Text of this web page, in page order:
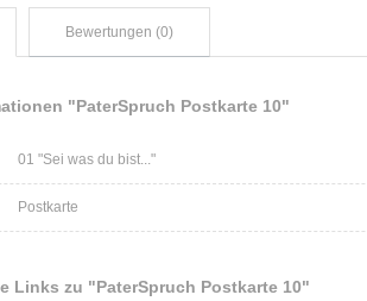
Bewertungen (0)
"PaterSpruch Postkarte 10"
01 "Sei was du bist..."
Postkarte
Links zu "PaterSpruch Postkarte 10"